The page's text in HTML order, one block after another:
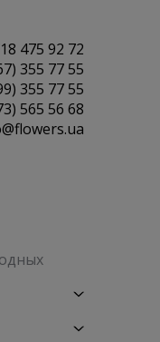
475 92 72
355 77 55
355 77 55
565 56 68